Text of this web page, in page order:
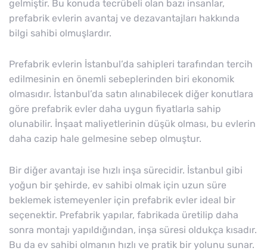
gelmiştir. Bu konuda tecrübeli olan bazı insanlar,
prefabrik evlerin avantaj ve dezavantajları hakkında
bilgi sahibi olmuşlardır.
Prefabrik evlerin İstanbul’da sahipleri tarafından tercih
edilmesinin en önemli sebeplerinden biri ekonomik
olmasıdır. İstanbul’da satın alınabilecek diğer konutlara
göre prefabrik evler daha uygun fiyatlarla sahip
olunabilir. İnşaat maliyetlerinin düşük olması, bu evlerin
daha cazip hale gelmesine sebep olmuştur.
Bir diğer avantajı ise hızlı inşa sürecidir. İstanbul gibi
yoğun bir şehirde, ev sahibi olmak için uzun süre
beklemek istemeyenler için prefabrik evler ideal bir
seçenektir. Prefabrik yapılar, fabrikada üretilip daha
sonra montajı yapıldığından, inşa süresi oldukça kısadır.
Bu da ev sahibi olmanın hızlı ve pratik bir yolunu sunar.